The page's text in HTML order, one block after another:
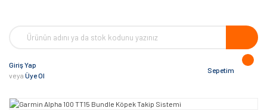
Giriş Yap
veya Üye Ol
Sepetim